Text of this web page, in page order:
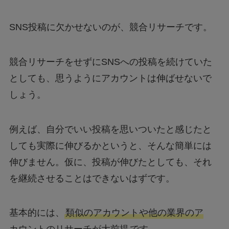
SNS投稿に欠かせないのが、競合リサーチです。
競合リサーチをせずにSNSへの投稿を続けていた
としても、思うようにアカウントは伸ばせないで
しょう。
例えば、自分でいい投稿を思いついたと感じたと
しても実際に伸びるかというと、そんな簡単には
伸びません。仮に、投稿が伸びたとしても、それ
を継続させることはできないはずです。
基本的には、 類似のアカウントや他の業界のア